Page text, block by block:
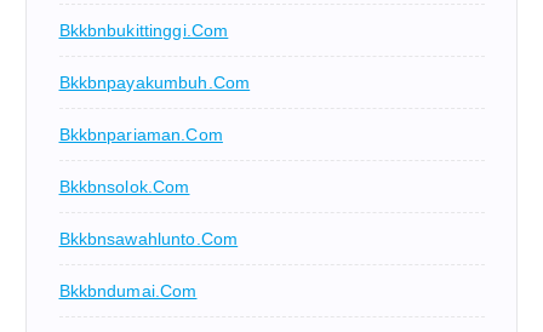
Bkkbnbukittinggi.com
Bkkbnpayakumbuh.com
Bkkbnpariaman.com
Bkkbnsolok.com
Bkkbnsawahlunto.com
Bkkbndumai.com